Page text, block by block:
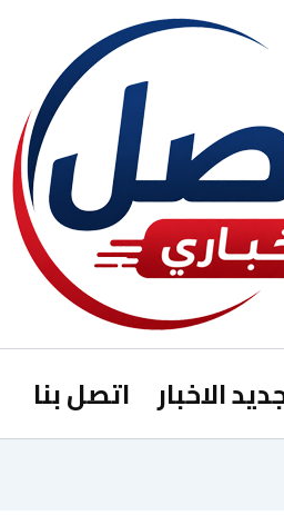
الاخبار اتصل بنا